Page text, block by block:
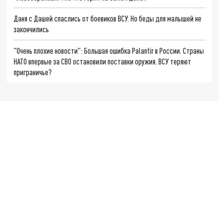
Даня с Дашей спаслись от боевиков ВСУ. Но беды для малышей не
закончились
"Очень плохие новости": Большая ошибка Palantir в России. Страны
НАТО впервые за СВО остановили поставки оружия. ВСУ теряют
приграничье?